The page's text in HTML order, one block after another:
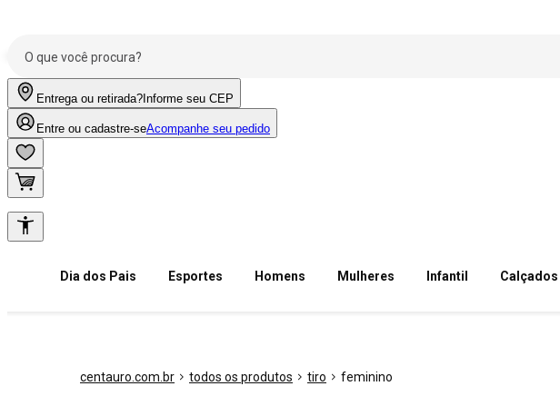
Entrega ou retirada? Informe seu CEP
Entre ou cadastre-seAcompanhe seu pedido
Dia dos Pais Esportes Homens Mulheres Infantil Calçados
centauro.com.br todos os produtos tiro feminino